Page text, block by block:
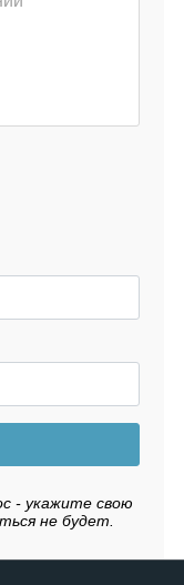
- укажите свою
не будет.